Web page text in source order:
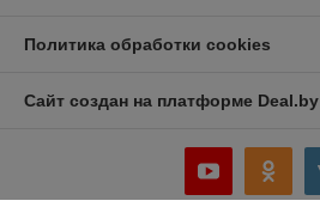
Политика обработки cookies
Сайт создан на платформе Deal.by